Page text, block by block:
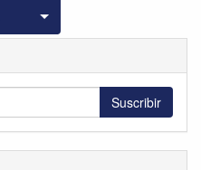
Seleccionar
Suscribir